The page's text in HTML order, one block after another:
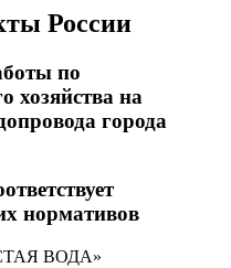
России
по
хозяйства на
города
нормативов
ВОДА»